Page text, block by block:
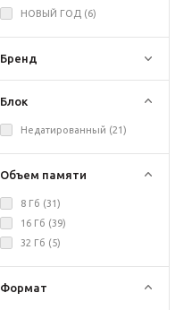
НОВЫЙ ГОД (6)
Бренд
Блок
Недатированный (21)
Объем памяти
8 Гб (31)
16 Гб (39)
32 Гб (5)
Формат